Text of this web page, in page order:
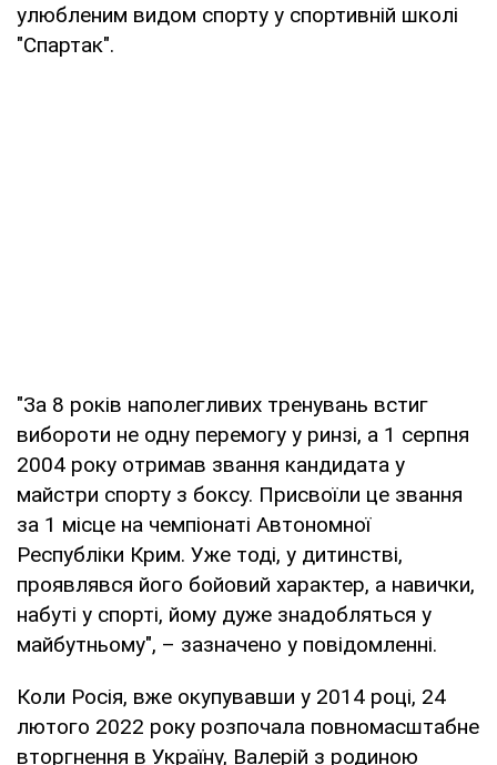
улюбленим видом спорту у спортивній школі
"Спартак".
"За 8 років наполегливих тренувань встиг
вибороти не одну перемогу у ринзі, а 1 серпня
2004 року отримав звання кандидата у
майстри спорту з боксу. Присвоїли це звання
за 1 місце на чемпіонаті Автономної
Республіки Крим. Уже тоді, у дитинстві,
проявлявся його бойовий характер, а навички,
набуті у спорті, йому дуже знадобляться у
майбутньому", – зазначено у повідомленні.
Коли Росія, вже окупувавши у 2014 році, 24
лютого 2022 року розпочала повномасштабне
вторгнення в Україну, Валерій з родиною